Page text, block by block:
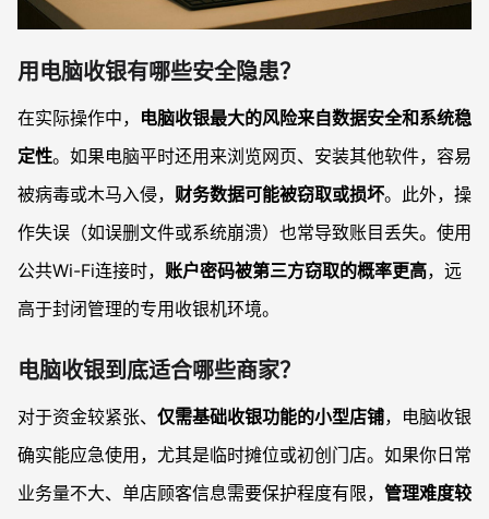
用电脑收银有哪些安全隐患？
在实际操作中， 电脑收银最大的风险来自数据安全和系统稳
定性。如果电脑平时还用来浏览网页、安装其他软件，容易
被病毒或木马入侵， 财务数据可能被窃取或损坏。此外，操
作失误（如误删文件或系统崩溃）也常导致账目丢失。使用
公共Wi-Fi连接时， 账户密码被第三方窃取的概率更高，远
高于封闭管理的专用收银机环境。
电脑收银到底适合哪些商家？
对于资金较紧张、 仅需基础收银功能的小型店铺，电脑收银
确实能应急使用，尤其是临时摊位或初创门店。如果你日常
业务量不大、单店顾客信息需要保护程度有限， 管理难度较